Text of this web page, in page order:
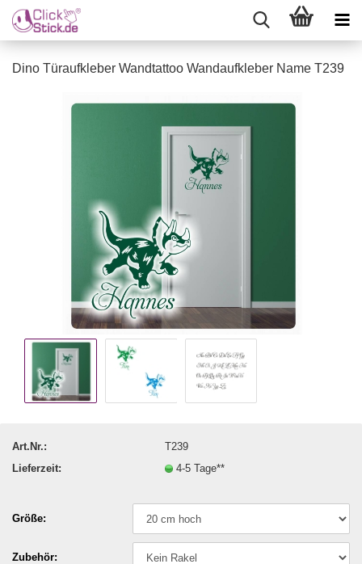
Dino Türaufkleber Wandtattoo Wandaufkleber Name T239
Art.Nr.:
T239
Lieferzeit:
4-5 Tage**
Größe:
Zubehör: